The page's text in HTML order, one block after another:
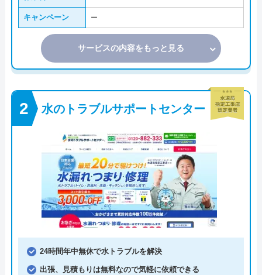
キャンペーン ー
サービスの内容をもっと見る
水のトラブルサポートセンター
24時間年中無休で水トラブルを解決
出張、見積もりは無料なので気軽に依頼できる